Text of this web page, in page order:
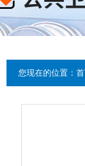
您现在的位置：